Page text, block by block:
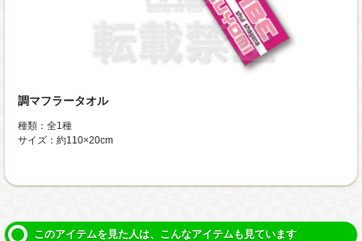
調マフラータオル
種類：全1種
サイズ：約110×20cm
このアイテムを見た人は、こんなアイテムも見ています